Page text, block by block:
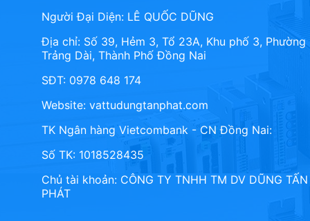
Người Đại Diện: LÊ QUỐC DŨNG
Địa chỉ: Số 39, Hẻm 3, Tổ 23A, Khu phố 3, Phường
Trảng Dài, Thành Phố Đồng Nai
SĐT: 0978 648 174
Website: vattudungtanphat.com
TK Ngân hàng Vietcombank - CN Đồng Nai:
Số TK: 1018528435
Chủ tài khoản: CÔNG TY TNHH TM DV DŨNG TẤN
PHÁT